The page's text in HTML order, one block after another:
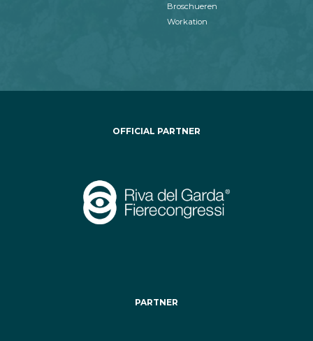
Broschueren
Workation
OFFICIAL PARTNER
PARTNER